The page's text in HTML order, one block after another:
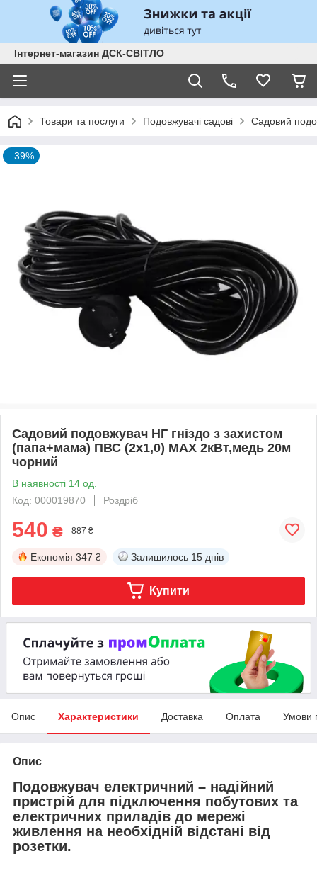
Інтернет-магазин ДСК-СВІТЛО
Товари та послуги Подовжувачі садові Садовий
–39%
Садовий подовжувач НГ гніздо з захистом
(папа+мама) ПВС (2х1,0) MAX 2кВт,медь 20м
чорний
В наявності 14 од.
Код: 000019870
Роздріб
540 ₴ 887 ₴
Економія 347 ₴ Залишилось 15 днів
Купити
Опис Характеристики Доставка Оплата Умови
Опис
Подовжувач електричний – надійний
пристрій для підключення побутових та
електричних приладів до мережі
живлення на необхідній відстані від
розетки.